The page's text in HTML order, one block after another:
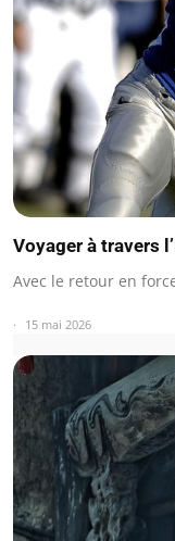
Voyager à travers
Avec le retour en
15 mai 2026